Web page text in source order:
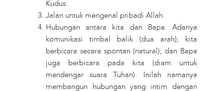
Kudus.
Jalan untuk mengenal pribadi Allah.
Hubungan antara kita dan Bapa. Adanya
komunikasi timbal balik (dua arah); kita
berbicara secara spontan (natural), dan Bapa
juga berbicara pada kita (diam untuk
mendengar suara Tuhan). Inilah namanya
membangun hubungan yang intim dengan